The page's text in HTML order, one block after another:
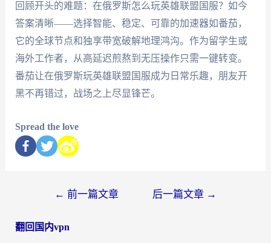
回顾开头的难题：在俄罗斯怎么玩英雄联盟国服？如今
答案清晰——选择智能、稳定、可靠的加速器如番茄，
它的全球节点和独享带宽破解地理鸿沟。作为留学生或
海外工作者，从高延迟煎熬到无压操作只需一键转变。
番茄让在俄罗斯玩英雄联盟国服成为日常乐趣，朋友开
黑不再错过，战场之上尽显锋芒。
Spread the love
← 前一篇文章 后一篇文章 →
翻回国内vpn